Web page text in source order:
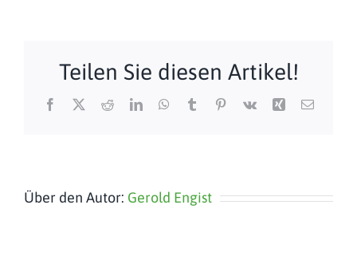
Teilen Sie diesen Artikel!
Facebook
X RedditLinkedInWhatsApp
TumblrPinterest
Vk Xing E-
Über den Autor: Gerold Engist